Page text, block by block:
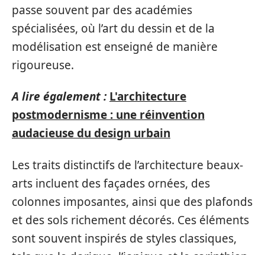
passe souvent par des académies
spécialisées, où l’art du dessin et de la
modélisation est enseigné de manière
rigoureuse.
A lire également : L'architecture
postmodernisme : une réinvention
audacieuse du design urbain
Les traits distinctifs de l’architecture beaux-
arts incluent des façades ornées, des
colonnes imposantes, ainsi que des plafonds
et des sols richement décorés. Ces éléments
sont souvent inspirés de styles classiques,